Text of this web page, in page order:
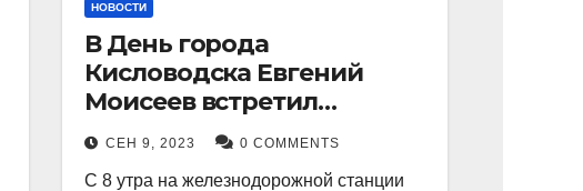
НОВОСТИ
В День города
Кисловодска Евгений
Моисеев встретил
прибывший поезд с
туристами.
СЕН 9, 2023 0 COMMENTS
С 8 утра на железнодорожной станции